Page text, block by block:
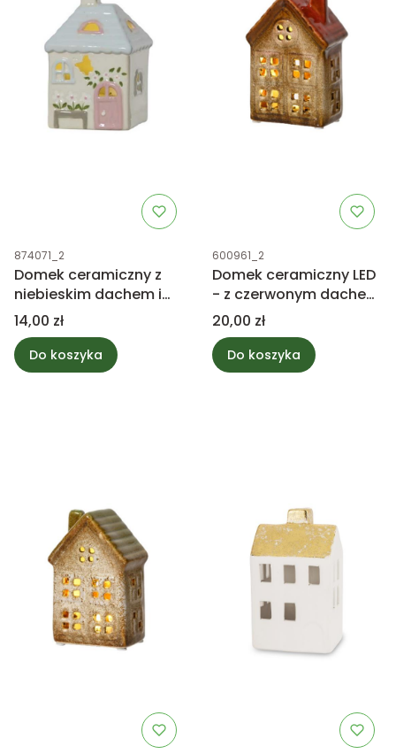
Kod produktu
874071_2
Domek ceramiczny z
niebieskim dachem i
motylkiem 9,5cm
Cena
14,00 zł
Do koszyka
Kod produktu
600961_2
Domek ceramiczny LED
- z czerwonym dachem
11,5cm
Cena
20,00 zł
Do koszyka